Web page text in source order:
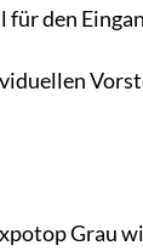
den
Grau